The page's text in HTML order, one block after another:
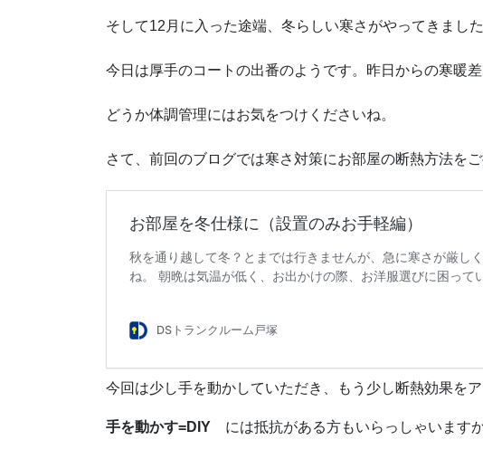
そして12月に入った途端、冬らしい寒さがやってきました
今日は厚手のコートの出番のようです。昨日からの寒暖差
どうか体調管理にはお気をつけくださいね。
さて、前回のブログでは寒さ対策にお部屋の断熱方法をご
今回は少し手を動かしていただき、もう少し断熱効果を
手を動かす=DIY には抵抗がある方もいらっしゃいます